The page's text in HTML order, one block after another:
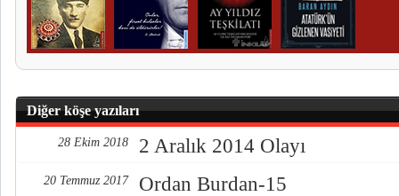
Diğer köşe yazıları
28 Ekim 2018 2 Aralık 2014 Olayı
20 Temmuz 2017 Ordan Burdan-15